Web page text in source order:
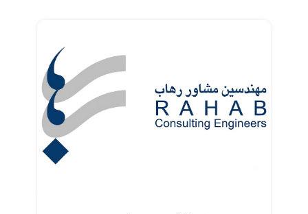
گزارش‌های آماری
مصاحبه شغلی
معرفی شرکت ها